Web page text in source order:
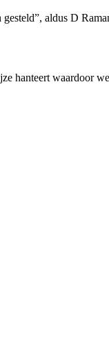
aldus D
hanteert waardoor